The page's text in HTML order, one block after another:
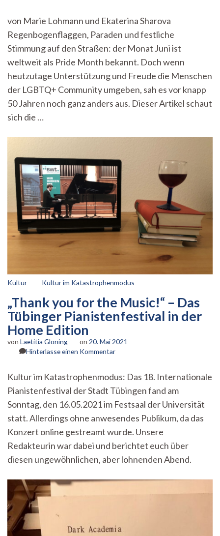
ihr
Hintergrund
von Marie Lohmann und Ekaterina Sharova
Regenbogenflaggen, Paraden und festliche
Stimmung auf den Straßen: der Monat Juni ist
weltweit als Pride Month bekannt. Doch wenn
heutzutage Unterstützung und Freude die Menschen
der LGBTQ+ Community umgeben, sah es vor knapp
50 Jahren noch ganz anders aus. Dieser Artikel schaut
sich die …
Kultur Kultur im Katastrophenmodus
„Thank you for the Music!“ – Das
Tübinger Pianistenfestival in der
Home Edition
von Laetitia Gloning on 20. Mai 2021
Hinterlasse einen Kommentarzu
for
the
Music!“
–
Das
Tübinger
in
der
Edition
Kultur im Katastrophenmodus: Das 18. Internationale
Pianistenfestival der Stadt Tübingen fand am
Sonntag, den 16.05.2021 im Festsaal der Universität
statt. Allerdings ohne anwesendes Publikum, da das
Konzert online gestreamt wurde. Unsere
Redakteurin war dabei und berichtet euch über
diesen ungewöhnlichen, aber lohnenden Abend.